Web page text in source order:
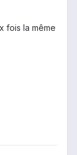
fois la même